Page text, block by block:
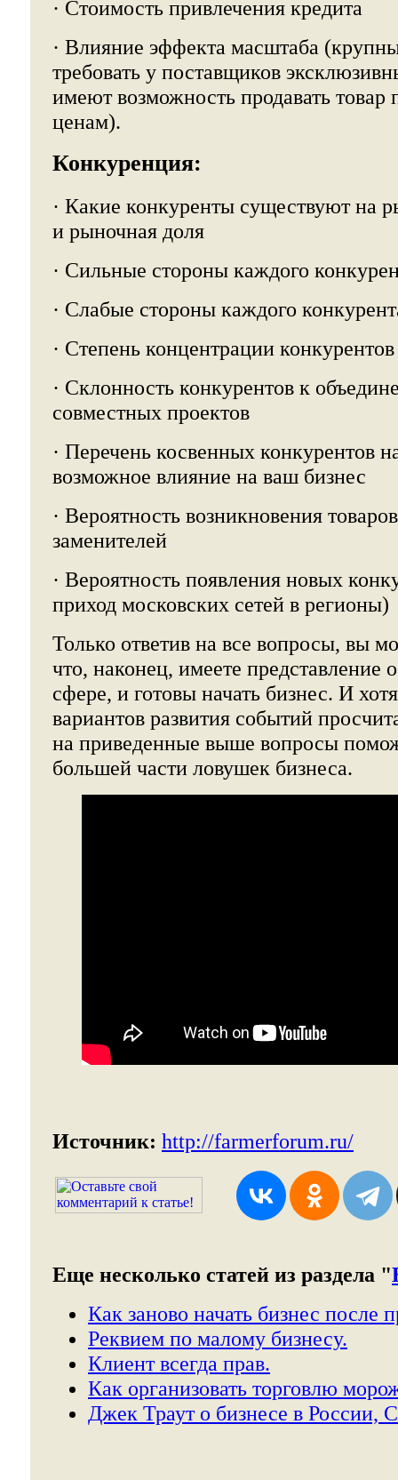
· Стоимость привлечения кредита
· Влияние эффекта масштаба
требовать у поставщиков
имеют возможность продавать
ценам).
Конкуренция:
· Какие конкуренты существуют на
и рыночная доля
· Сильные стороны каждого
· Слабые стороны каждого
· Степень концентрации
· Склонность конкурентов к
совместных проектов
· Перечень косвенных конкурентов
возможное влияние на ваш бизнес
· Вероятность возникновения
заменителей
· Вероятность появления новых
приход московских сетей в регионы)
Только ответив на все вопросы, вы
что, наконец, имеете представление
сфере, и готовы начать бизнес. И
вариантов развития событий
на приведенные выше вопросы
большей части ловушек бизнеса.
Источник: http://farmerforum.ru/
Еще несколько статей из раздела "
Как заново начать бизнес после
Реквием по малому бизнесу.
Клиент всегда прав.
Как организовать торговлю
Джек Траут о бизнесе в